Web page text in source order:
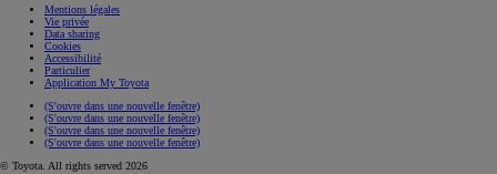
Mentions légales
Vie privée
Data sharing
Cookies
Accessibilité
Particulier
Application My Toyota
(S'ouvre dans une nouvelle fenêtre)
(S'ouvre dans une nouvelle fenêtre)
(S'ouvre dans une nouvelle fenêtre)
(S'ouvre dans une nouvelle fenêtre)
© Toyota. All rights served 2026